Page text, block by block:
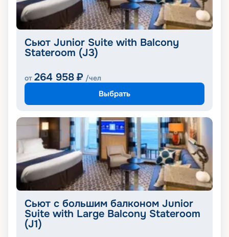
Сьют Junior Suite with Balcony
Stateroom (J3)
от 264 958 ₽ /чел
Выбрать
Сьют с большим балконом Junior
Suite with Large Balcony Stateroom
(J1)